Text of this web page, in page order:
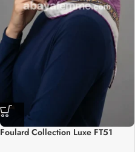
Foulard Collection Luxe FT51